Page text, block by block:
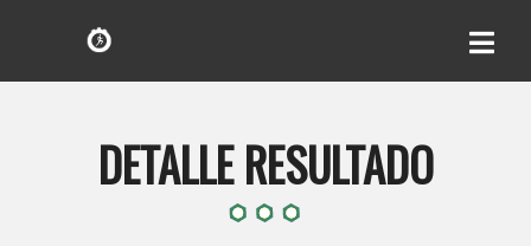
DETALLE RESULTADO